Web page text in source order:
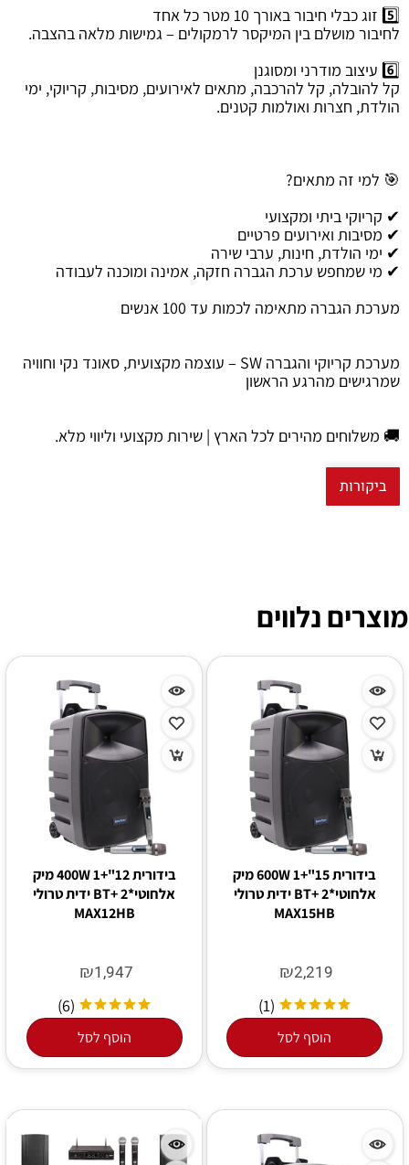
5️⃣ זוג כבלי חיבור באורך 10 מטר כל אחד
לחיבור מושלם בין המיקסר לרמקולים – גמישות מלאה בהצבה.
6️⃣ עיצוב מודרני ומסוגנן
קל להובלה, קל להרכבה, מתאים לאירועים, מסיבות, קריוקי, ימי
הולדת, חצרות ואולמות קטנים.
🎯 למי זה מתאים?
✔ קריוקי ביתי ומקצועי
✔ מסיבות ואירועים פרטיים
✔ ימי הולדת, חינות, ערבי שירה
✔ מי שמחפש ערכת הגברה חזקה, אמינה ומוכנה לעבודה
מערכת הגברה מתאימה לכמות עד 100 אנשים
מערכת קריוקי והגברה SW – עוצמה מקצועית, סאונד נקי וחוויה
שמרגישים מהרגע הראשון
🚚 משלוחים מהירים לכל הארץ | שירות מקצועי וליווי מלא.
ביקורות
מוצרים נלווים
בידורית 15"+1 600W מיק
אלחוטי*2 +BT ידית טרולי
MAX15HB
₪2,219
(1)
הוסף לסל
בידורית 12"+1 400W מיק
אלחוטי*2 +BT ידית טרולי
MAX12HB
₪1,947
(6)
הוסף לסל